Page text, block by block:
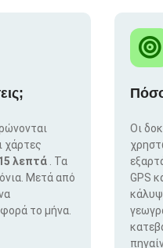
χάρτες
λεπτά
. Τα
Μετά από
το μήνα.
Οι
GPS